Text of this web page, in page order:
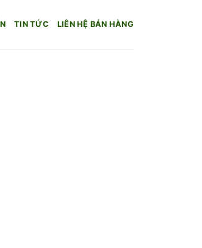
TIN TỨC LIÊN HỆ BÁN HÀNG